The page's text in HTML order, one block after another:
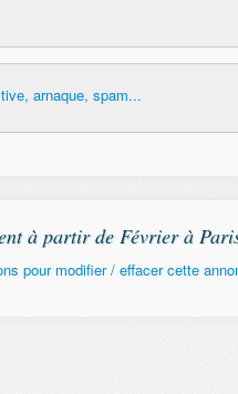
arnaque, spam...
à partir de Février à
pour modifier / effacer cette